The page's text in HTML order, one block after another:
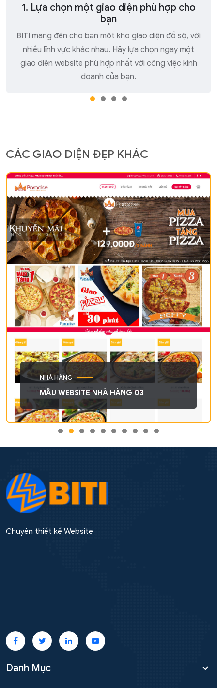
1. Lựa chọn một giao diện phù hợp cho
bạn
BITI mang đến cho bạn một kho giao diện đồ sộ, với
nhiều lĩnh vực khác nhau. Hãy lựa chọn ngay một
giao diện website phù hợp nhất với công việc kinh
doanh của bạn.
CÁC GIAO DIỆN ĐẸP KHÁC
NHÀ HÀNG
MẪU WEBSITE NHÀ HÀNG 03
Chuyên thiết kế Website
Danh Mục